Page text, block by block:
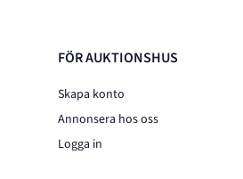
FÖR AUKTIONSHUS
Skapa konto
Annonsera hos oss
Logga in